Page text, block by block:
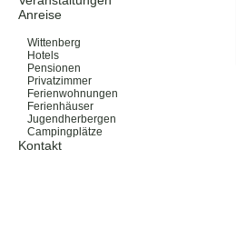
Anreise
Wittenberg
Hotels
Pensionen
Privatzimmer
Ferienwohnungen
Ferienhäuser
Jugendherbergen
Campingplätze
Kontakt